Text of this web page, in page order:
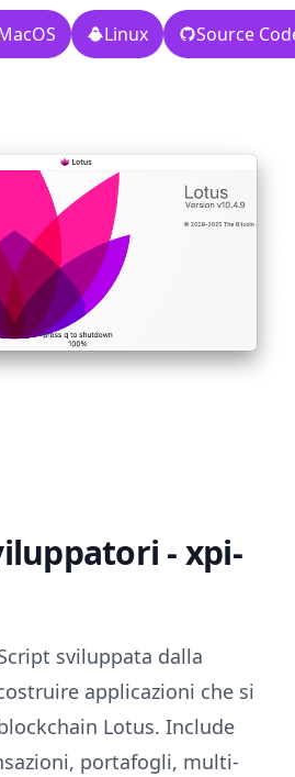
Linux Source
- xpi-
sviluppata dalla
applicazioni che si
Lotus. Include
portafogli, multi-